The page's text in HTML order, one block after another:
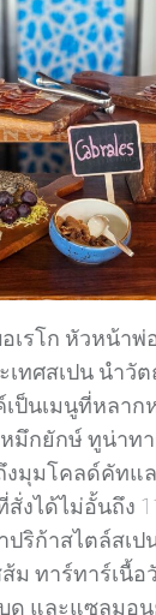
เรโก หัวหน้า
เทศสเปน นำ
ป็นเมนูที่หลาก
มึกยักษ์ ทูน่าท
งมุมโคลด์คัทแ
งได้ไม่อั้นถึง
ริก้าสไตล์สเป
ม ทาร์ทาร์เนื้อ
ด และแซลมอ